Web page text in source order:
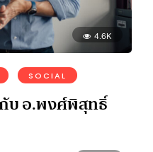
4.6K
SOCIAL
กับ อ.พงศ์พิสุทธิ์